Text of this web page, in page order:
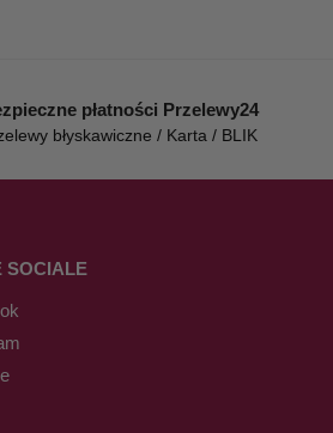
płatności Przelewy24
błyskawiczne / Karta / BLIK
SOCIALE